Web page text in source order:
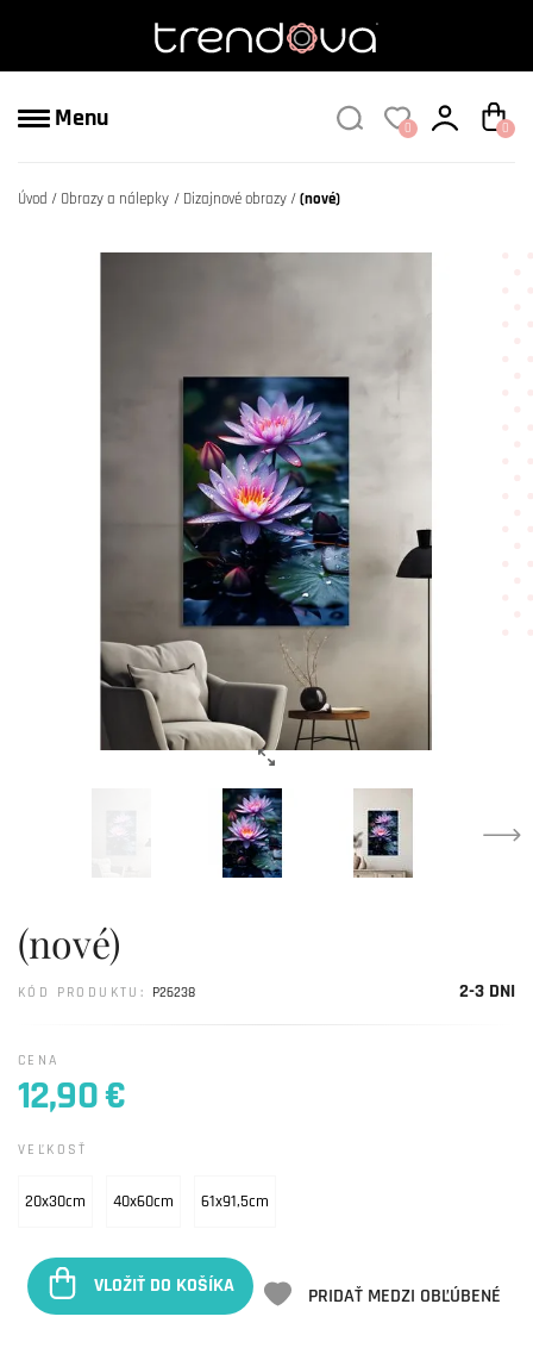
Menu 0 0
Úvod Obrazy a nálepky Dizajnové obrazy (nové)
(nové)
2-3 DNI
KÓD PRODUKTU: P26238
CENA
12,90 €
VEĽKOSŤ
20x30cm 40x60cm 61x91,5cm
VLOŽIŤ DO KOŠÍKA PRIDAŤ MEDZI OBĽÚBENÉ